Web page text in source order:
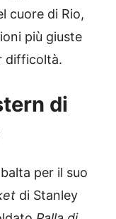
cuore di Rio,
più giuste
difficoltà.
di
per il suo
di Stanley